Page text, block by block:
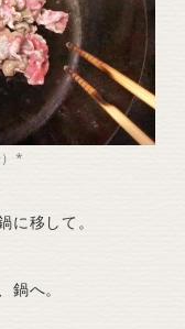
*
移して。
へ。